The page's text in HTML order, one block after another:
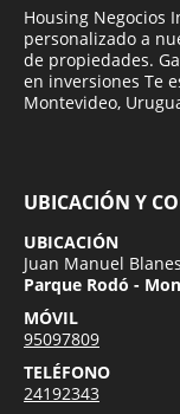
Housing Negocios
personalizado a
de propiedades.
en inversiones Te
Montevideo,
UBICACIÓN Y
UBICACIÓN
Juan Manuel
Parque Rodó -
MÓVIL
95097809
TELÉFONO
24192343